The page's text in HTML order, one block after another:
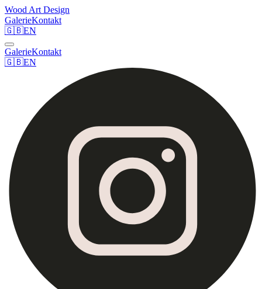
Wood Art Design
GalerieKontakt
🇬🇧EN
GalerieKontakt
🇬🇧EN